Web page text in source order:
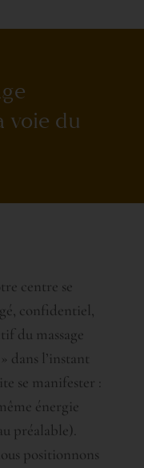
voie du
centre se
confidentiel,
du massage
dans l’instant
se manifester :
énergie
préalable).
positionnons